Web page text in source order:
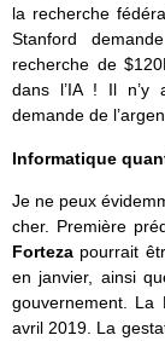
la recherche
Stanford
recherche de
dans l’IA ! Il n’y
demande de
Informatique
Je ne peux
cher. Première
Forteza pourrait
en janvier, ainsi
gouvernement. La
avril 2019. La